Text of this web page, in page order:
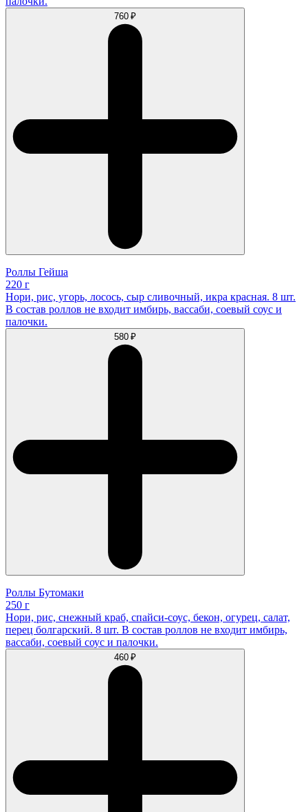
760 ₽
Роллы Гейша
220 г
Нори, рис, угорь, лосось, сыр сливочный, икра красная. 8 шт.
В состав роллов не входит имбирь, вассаби, соевый соус и
палочки.
580 ₽
Роллы Бутомаки
250 г
Нори, рис, снежный краб, спайси-соус, бекон, огурец, салат,
перец болгарский. 8 шт. В состав роллов не входит имбирь,
вассаби, соевый соус и палочки.
460 ₽